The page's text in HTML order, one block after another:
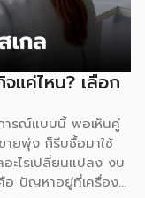
ฤษฎีและปฏิบัติก่อน
บคุมคุณภาพของ
ย่างง่ายดาย เหตุผล
ลูกค้าที่แข็งแกร่งอยู่
ครองแบรนด์ที่เป็นที่
นุนตั้งแต่วันแรกที่
การตลาด
ต่อเนื่อง ซึ่งช่วยให้
ะสร้างความเชื่อมั่น
มคือ การมีที่ปรึกษา
แค่ไหน? เลือก
การณ์แบบนี้ พอเห็นคู่
ายพุ่ง ก็รีบซื้อมาใช้
ะไรเปลี่ยนแปลง งบ
อ ปัญหาอยู่ที่เครื่อง